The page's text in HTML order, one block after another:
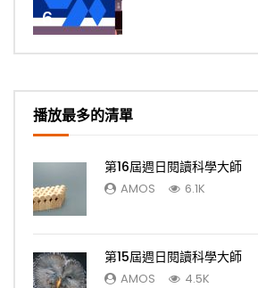
6
播放最多的清單
第16屆週日閱讀科學大師
AMOS 6.1K
第15屆週日閱讀科學大師
AMOS 4.5K